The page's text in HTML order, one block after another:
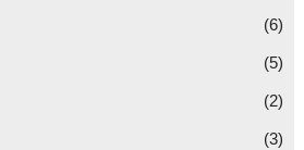
(6)
(5)
(2)
(3)